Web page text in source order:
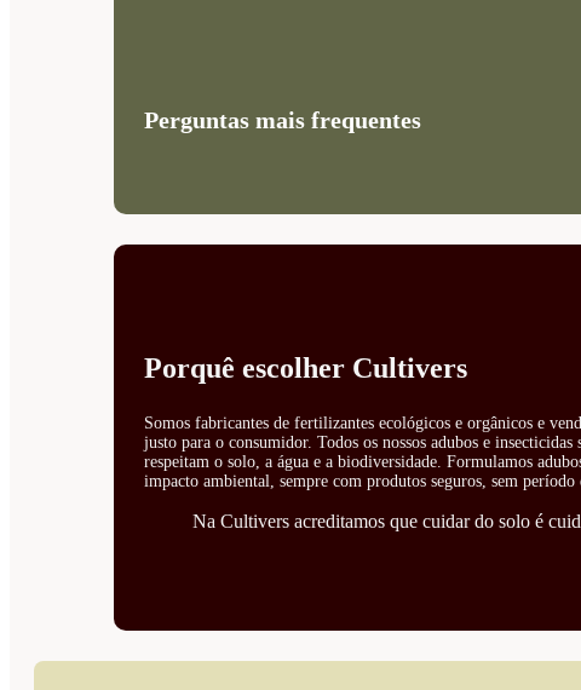
Perguntas mais frequentes
Porquê escolher Cultivers
Somos fabricantes de fertilizantes ecológicos e orgânicos e
justo para o consumidor. Todos os nossos adubos e
respeitam o solo, a água e a biodiversidade. Formulamos
impacto ambiental, sempre com produtos seguros, sem período
Na Cultivers acreditamos que cuidar do solo é